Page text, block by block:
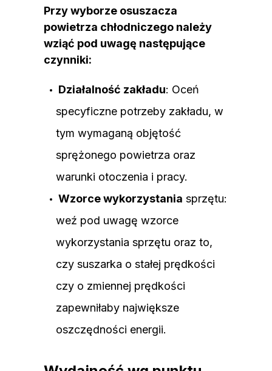
Przy wyborze osuszacza
powietrza chłodniczego należy
wziąć pod uwagę następujące
czynniki:
Działalność zakładu: Oceń
specyficzne potrzeby zakładu, w
tym wymaganą objętość
sprężonego powietrza oraz
warunki otoczenia i pracy.
Wzorce wykorzystania sprzętu:
weź pod uwagę wzorce
wykorzystania sprzętu oraz to,
czy suszarka o stałej prędkości
czy o zmiennej prędkości
zapewniłaby największe
oszczędności energii.